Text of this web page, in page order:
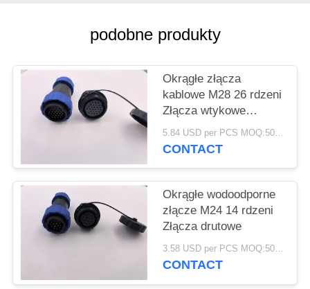
POLICY
podobne produkty
Okrągłe złącza
kablowe M28 26 rdzeni
Złącza wtykowe
żeńskie i męskie
Montaż za pomocą
5.84 USD per PCS MOQ:500szt
CONTACT
Okrągłe wodoodporne
złącze M24 14 rdzeni
Złącza drutowe
3.58 USD per PCS MOQ:500szt
CONTACT